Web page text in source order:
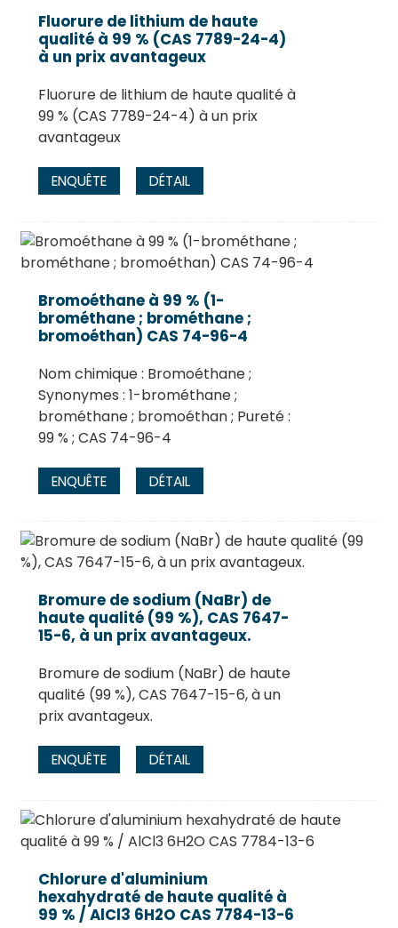
Fluorure de lithium de haute
qualité à 99 % (CAS 7789-24-4)
à un prix avantageux
Fluorure de lithium de haute qualité à
99 % (CAS 7789-24-4) à un prix
avantageux
ENQUÊTE DÉTAIL
Bromoéthane à 99 % (1-
brométhane ; brométhane ;
bromoéthan) CAS 74-96-4
Nom chimique : Bromoéthane ;
Synonymes : 1-brométhane ;
brométhane ; bromoéthan ; Pureté :
99 % ; CAS 74-96-4
ENQUÊTE DÉTAIL
Bromure de sodium (NaBr) de
haute qualité (99 %), CAS 7647-
15-6, à un prix avantageux.
Bromure de sodium (NaBr) de haute
qualité (99 %), CAS 7647-15-6, à un
prix avantageux.
ENQUÊTE DÉTAIL
Chlorure d'aluminium
hexahydraté de haute qualité à
99 % / AlCl3 6H2O CAS 7784-13-6